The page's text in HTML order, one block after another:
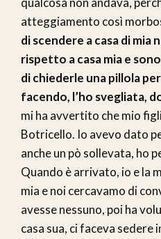
atteggiamento così
di scendere a casa di
rispetto a casa mia e
di chiederle una pillola
facendo, l’ho svegliata,
mi ha avvertito che mio
Botricello. Io avevo dato
anche un pò sollevata, ho
Quando è arrivato, io e la
mia e noi cercavamo di
avesse nessuno, poi ha
casa sua, ci faceva